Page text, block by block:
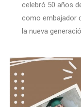
celebró 50 años
como embajador
la nueva